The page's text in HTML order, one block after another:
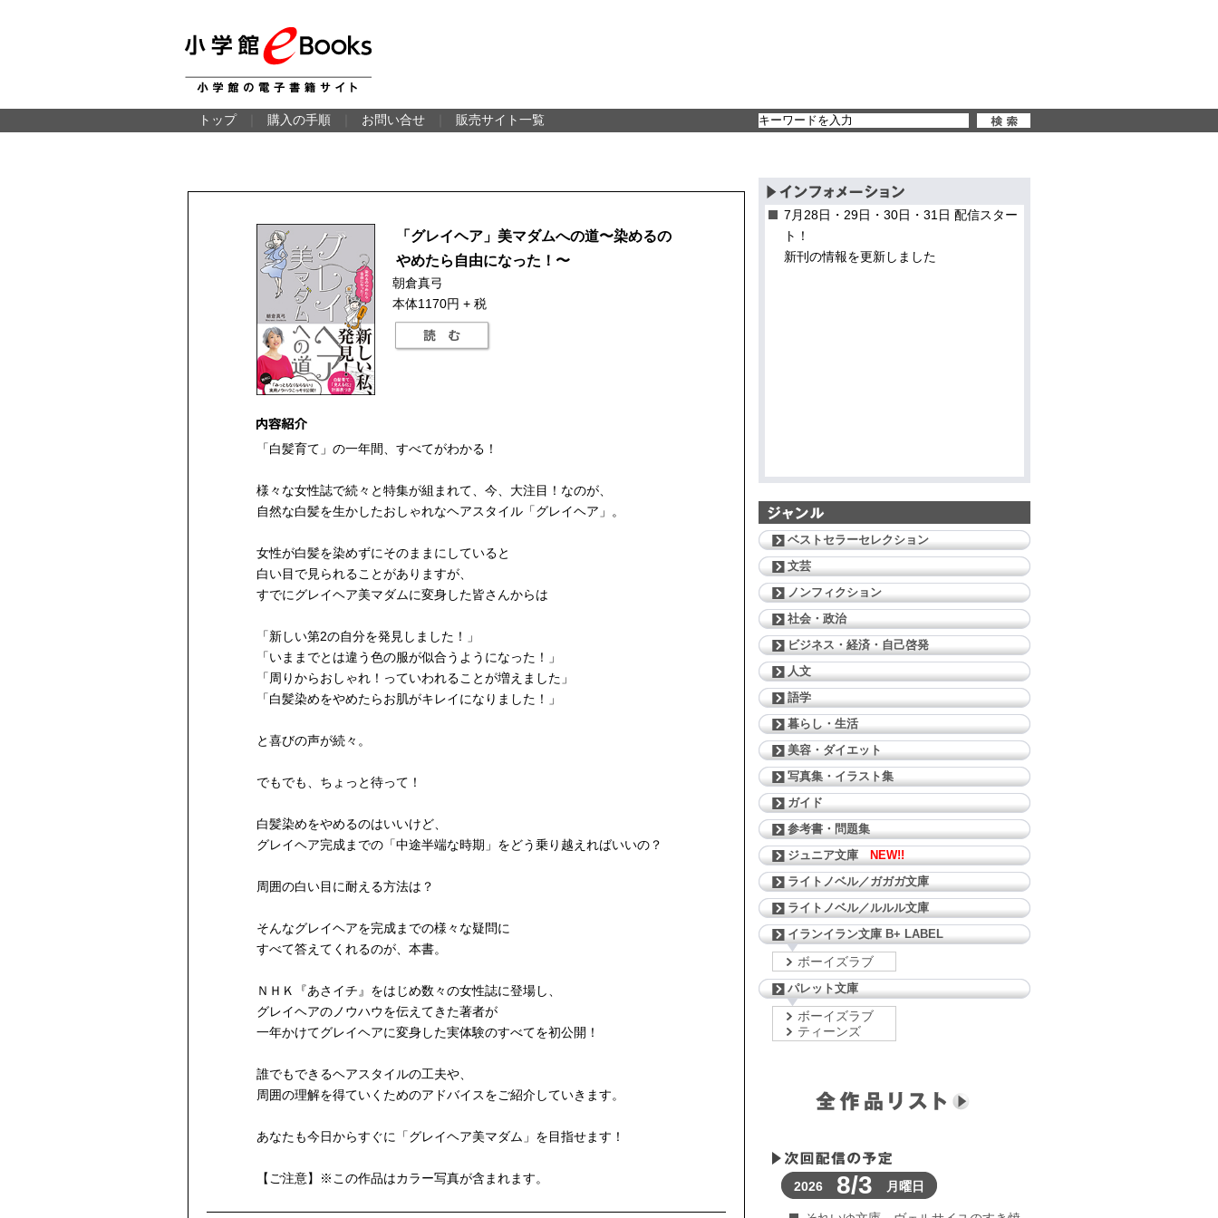
トップ 購入の手順 お問い合せ 販売サイト一覧
「グレイヘア」美マダムへの道〜染めるの
やめたら自由になった！〜
朝倉真弓
本体1170円 + 税
「白髪育て」の一年間、すべてがわかる！
様々な女性誌で続々と特集が組まれて、今、大注目！なのが、
自然な白髪を生かしたおしゃれなヘアスタイル「グレイヘア」。
女性が白髪を染めずにそのままにしていると
白い目で見られることがありますが、
すでにグレイヘア美マダムに変身した皆さんからは
「新しい第2の自分を発見しました！」
「いままでとは違う色の服が似合うようになった！」
「周りからおしゃれ！っていわれることが増えました」
「白髪染めをやめたらお肌がキレイになりました！」
と喜びの声が続々。
でもでも、ちょっと待って！
白髪染めをやめるのはいいけど、
グレイヘア完成までの「中途半端な時期」をどう乗り越えればいいの？
周囲の白い目に耐える方法は？
そんなグレイヘアを完成までの様々な疑問に
すべて答えてくれるのが、本書。
ＮＨＫ『あさイチ』をはじめ数々の女性誌に登場し、
グレイヘアのノウハウを伝えてきた著者が
一年かけてグレイヘアに変身した実体験のすべてを初公開！
誰でもできるヘアスタイルの工夫や、
周囲の理解を得ていくためのアドバイスをご紹介していきます。
あなたも今日からすぐに「グレイヘア美マダム」を目指せます！
【ご注意】※この作品はカラー写真が含まれます。
7月28日・29日・30日・31日 配信スター
ト！
新刊の情報を更新しました
ベストセラーセレクション
文芸
ノンフィクション
社会・政治
ビジネス・経済・自己啓発
人文
語学
暮らし・生活
美容・ダイエット
写真集・イラスト集
ガイド
参考書・問題集
ジュニア文庫
NEW!!
ライトノベル／ガガガ文庫
ライトノベル／ルルル文庫
イランイラン文庫 B+ LABEL
ボーイズラブ
パレット文庫
ボーイズラブ
ティーンズ
2026 8/3 月曜日